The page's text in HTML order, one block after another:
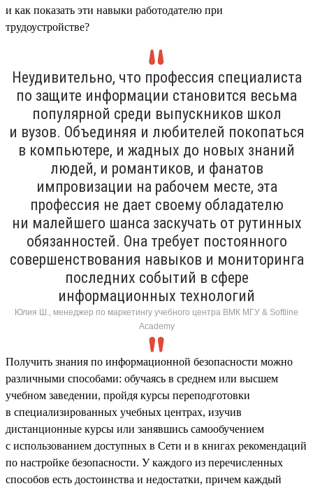
и как показать эти навыки работодателю при
трудоустройстве?
Неудивительно, что профессия специалиста
по защите информации становится весьма
популярной среди выпускников школ
и вузов. Объединяя и любителей покопаться
в компьютере, и жадных до новых знаний
людей, и романтиков, и фанатов
импровизации на рабочем месте, эта
профессия не дает своему обладателю
ни малейшего шанса заскучать от рутинных
обязанностей. Она требует постоянного
совершенствования навыков и мониторинга
последних событий в сфере
информационных технологий
Юлия Ш., менеджер по маркетингу учебного центра ВМК МГУ & Softline
Academy
Получить знания по информационной безопасности можно
различными способами: обучаясь в среднем или высшем
учебном заведении, пройдя курсы переподготовки
в специализированных учебных центрах, изучив
дистанционные курсы или занявшись самообучением
с использованием доступных в Сети и в книгах рекомендаций
по настройке безопасности. У каждого из перечисленных
способов есть достоинства и недостатки, причем каждый